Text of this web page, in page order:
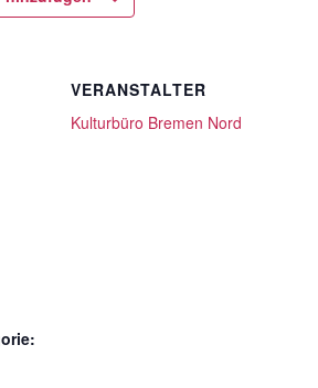
VERANSTALTER
Kulturbüro Bremen Nord